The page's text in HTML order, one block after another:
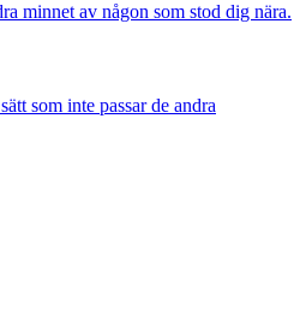
minnet av någon som stod dig nära.
som inte passar de andra